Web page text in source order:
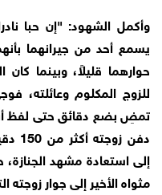
وأكمل الشهود: "إن حبا
يسمع أحد من جيرانهما
حوارهما قليلاً، وبينما
للزوج المكلوم وعائلته،
تمضِ بضع دقائق حتى لفظ
إلى استعادة مشهد
مثواه الأخير إلى جوار زوجته